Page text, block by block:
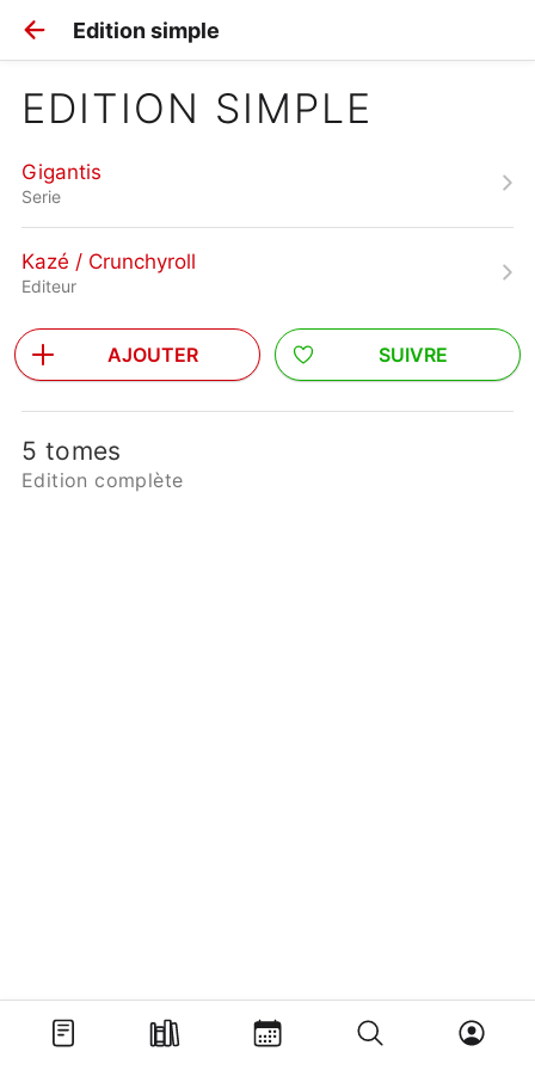
Edition simple
EDITION SIMPLE
Gigantis
Serie
Kazé / Crunchyroll
Editeur
AJOUTER SUIVRE
5 tomes
Edition complète